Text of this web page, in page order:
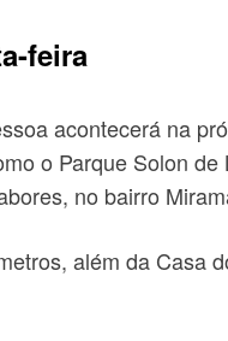
feira
acontecerá na
o Parque Solon
no bairro
além da Casa